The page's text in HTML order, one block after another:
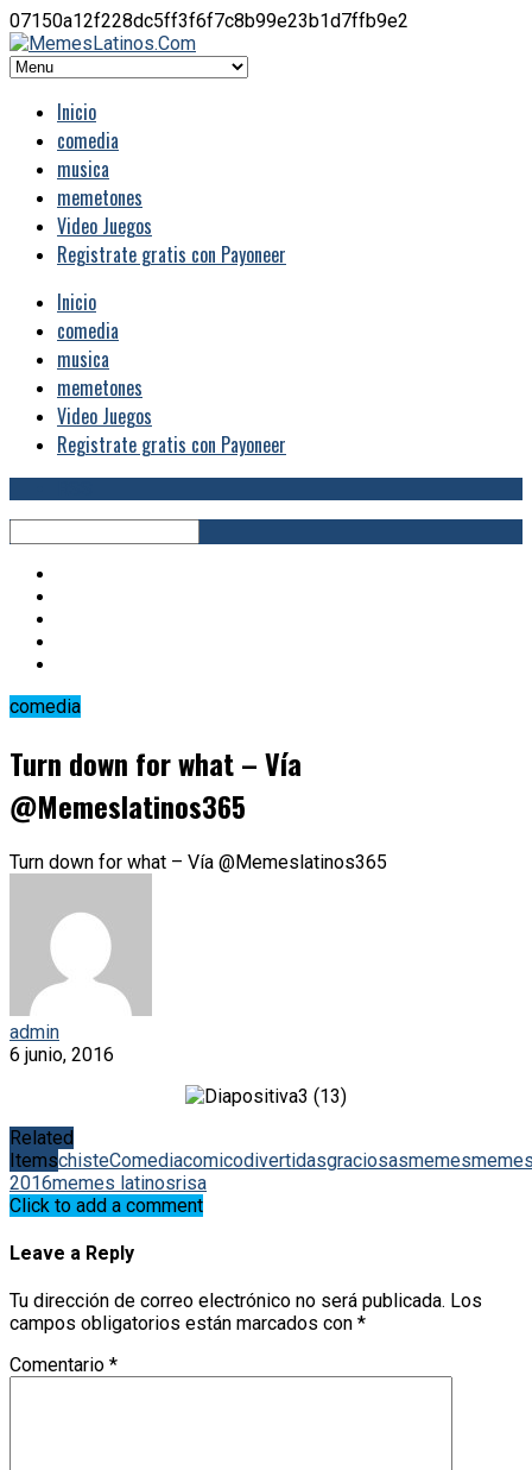
07150a12f228dc5ff3f6f7c8b99e23b1d7ffb9e2
Inicio
comedia
musica
memetones
Video Juegos
Registrate gratis con Payoneer
Inicio
comedia
musica
memetones
Video Juegos
Registrate gratis con Payoneer
comedia
Turn down for what – Vía
@Memeslatinos365
Turn down for what – Vía @Memeslatinos365
admin
6 junio, 2016
Related
ItemschisteComediacomicodivertidasgraciosasmemes
2016memes latinosrisa
Click to add a comment
Leave a Reply
Tu dirección de correo electrónico no será publicada. Los
campos obligatorios están marcados con *
Comentario *